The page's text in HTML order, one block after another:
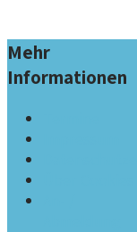
Mehr
Informationen